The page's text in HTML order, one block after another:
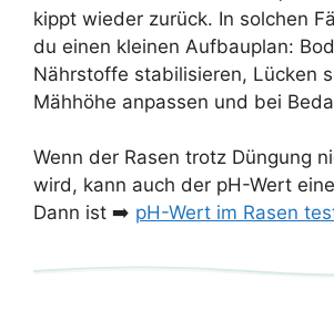
kippt wieder zurück. In solchen
du einen kleinen Aufbauplan:
Nährstoffe stabilisieren, Lücken
Mähhöhe anpassen und bei
Wenn der Rasen trotz Düngung
wird, kann auch der pH-Wert
Dann ist ➡️ pH-Wert im Rasen